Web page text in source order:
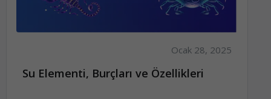
Ocak 28, 2025
Su Elementi, Burçları ve Özellikleri